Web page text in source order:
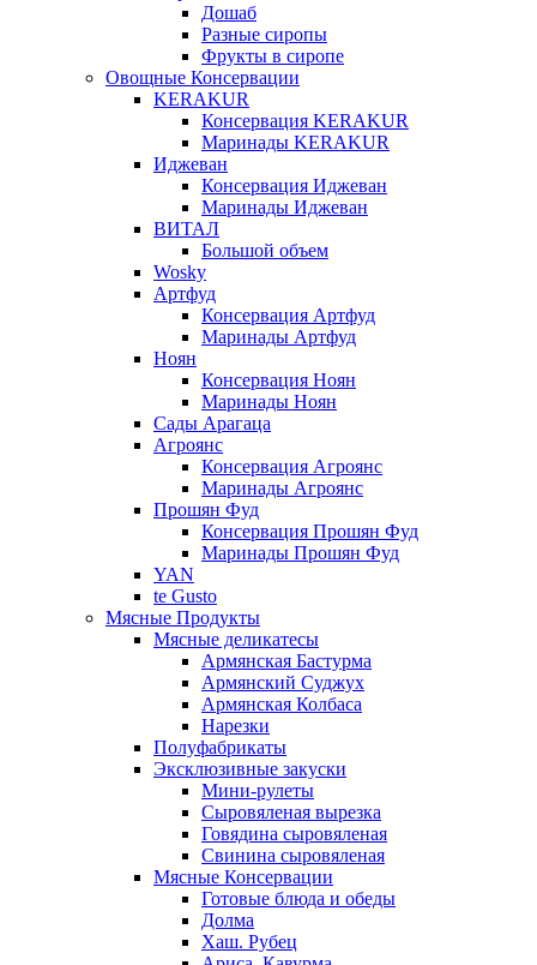
Дошаб
Разные сиропы
Фрукты в сиропе
Овощные Консервации
KERAKUR
Консервация KERAKUR
Маринады KERAKUR
Иджеван
Консервация Иджеван
Маринады Иджеван
ВИТАЛ
Большой объем
Wosky
Артфуд
Консервация Артфуд
Маринады Артфуд
Ноян
Консервация Ноян
Маринады Ноян
Сады Арагаца
Агроянс
Консервация Агроянс
Маринады Агроянс
Прошян Фуд
Консервация Прошян Фуд
Маринады Прошян Фуд
YAN
te Gusto
Мясные Продукты
Мясные деликатесы
Армянская Бастурма
Армянский Суджух
Армянская Колбаса
Нарезки
Полуфабрикаты
Эксклюзивные закуски
Мини-рулеты
Сыровяленая вырезка
Говядина сыровяленая
Свинина сыровяленая
Мясные Консервации
Готовые блюда и обеды
Долма
Хаш. Рубец